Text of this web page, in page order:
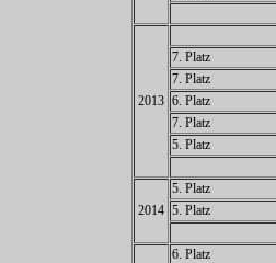
2013
7. Platz
7. Platz
6. Platz
7. Platz
5. Platz
2014
5. Platz
5. Platz
6. Platz